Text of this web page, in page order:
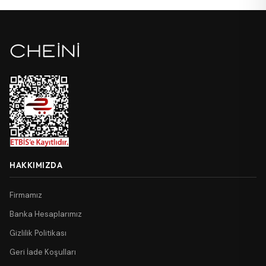
HAKKIMIZDA
Firmamız
Banka Hesaplarımız
Gizlilik Politikası
Geri İade Koşulları